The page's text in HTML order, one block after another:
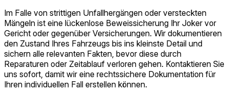
Im Falle von strittigen Unfallhergängen oder versteckten
Mängeln ist eine lückenlose Beweissicherung Ihr Joker vor
Gericht oder gegenüber Versicherungen. Wir dokumentieren
den Zustand Ihres Fahrzeugs bis ins kleinste Detail und
sichern alle relevanten Fakten, bevor diese durch
Reparaturen oder Zeitablauf verloren gehen. Kontaktieren Sie
uns sofort, damit wir eine rechtssichere Dokumentation für
Ihren individuellen Fall erstellen können.